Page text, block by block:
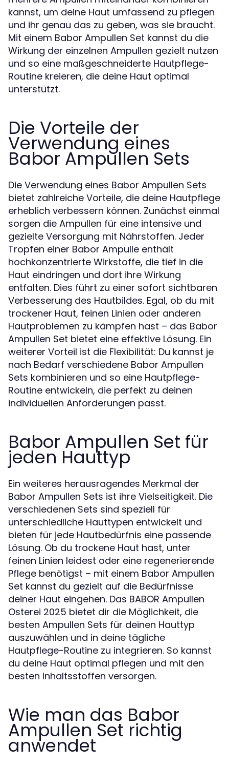
kannst, um deine Haut umfassend zu pflegen
und ihr genau das zu geben, was sie braucht.
Mit einem Babor Ampullen Set kannst du die
Wirkung der einzelnen Ampullen gezielt nutzen
und so eine maßgeschneiderte Hautpflege-
Routine kreieren, die deine Haut optimal
unterstützt.
Die Vorteile der
Verwendung eines
Babor Ampullen Sets
Die Verwendung eines Babor Ampullen Sets
bietet zahlreiche Vorteile, die deine Hautpflege
erheblich verbessern können. Zunächst einmal
sorgen die Ampullen für eine intensive und
gezielte Versorgung mit Nährstoffen. Jeder
Tropfen einer Babor Ampulle enthält
hochkonzentrierte Wirkstoffe, die tief in die
Haut eindringen und dort ihre Wirkung
entfalten. Dies führt zu einer sofort sichtbaren
Verbesserung des Hautbildes. Egal, ob du mit
trockener Haut, feinen Linien oder anderen
Hautproblemen zu kämpfen hast – das Babor
Ampullen Set bietet eine effektive Lösung. Ein
weiterer Vorteil ist die Flexibilität: Du kannst je
nach Bedarf verschiedene Babor Ampullen
Sets kombinieren und so eine Hautpflege-
Routine entwickeln, die perfekt zu deinen
individuellen Anforderungen passt.
Babor Ampullen Set für
jeden Hauttyp
Ein weiteres herausragendes Merkmal der
Babor Ampullen Sets ist ihre Vielseitigkeit. Die
verschiedenen Sets sind speziell für
unterschiedliche Hauttypen entwickelt und
bieten für jede Hautbedürfnis eine passende
Lösung. Ob du trockene Haut hast, unter
feinen Linien leidest oder eine regenerierende
Pflege benötigst – mit einem Babor Ampullen
Set kannst du gezielt auf die Bedürfnisse
deiner Haut eingehen. Das BABOR Ampullen
Osterei 2025 bietet dir die Möglichkeit, die
besten Ampullen Sets für deinen Hauttyp
auszuwählen und in deine tägliche
Hautpflege-Routine zu integrieren. So kannst
du deine Haut optimal pflegen und mit den
besten Inhaltsstoffen versorgen.
Wie man das Babor
Ampullen Set richtig
anwendet